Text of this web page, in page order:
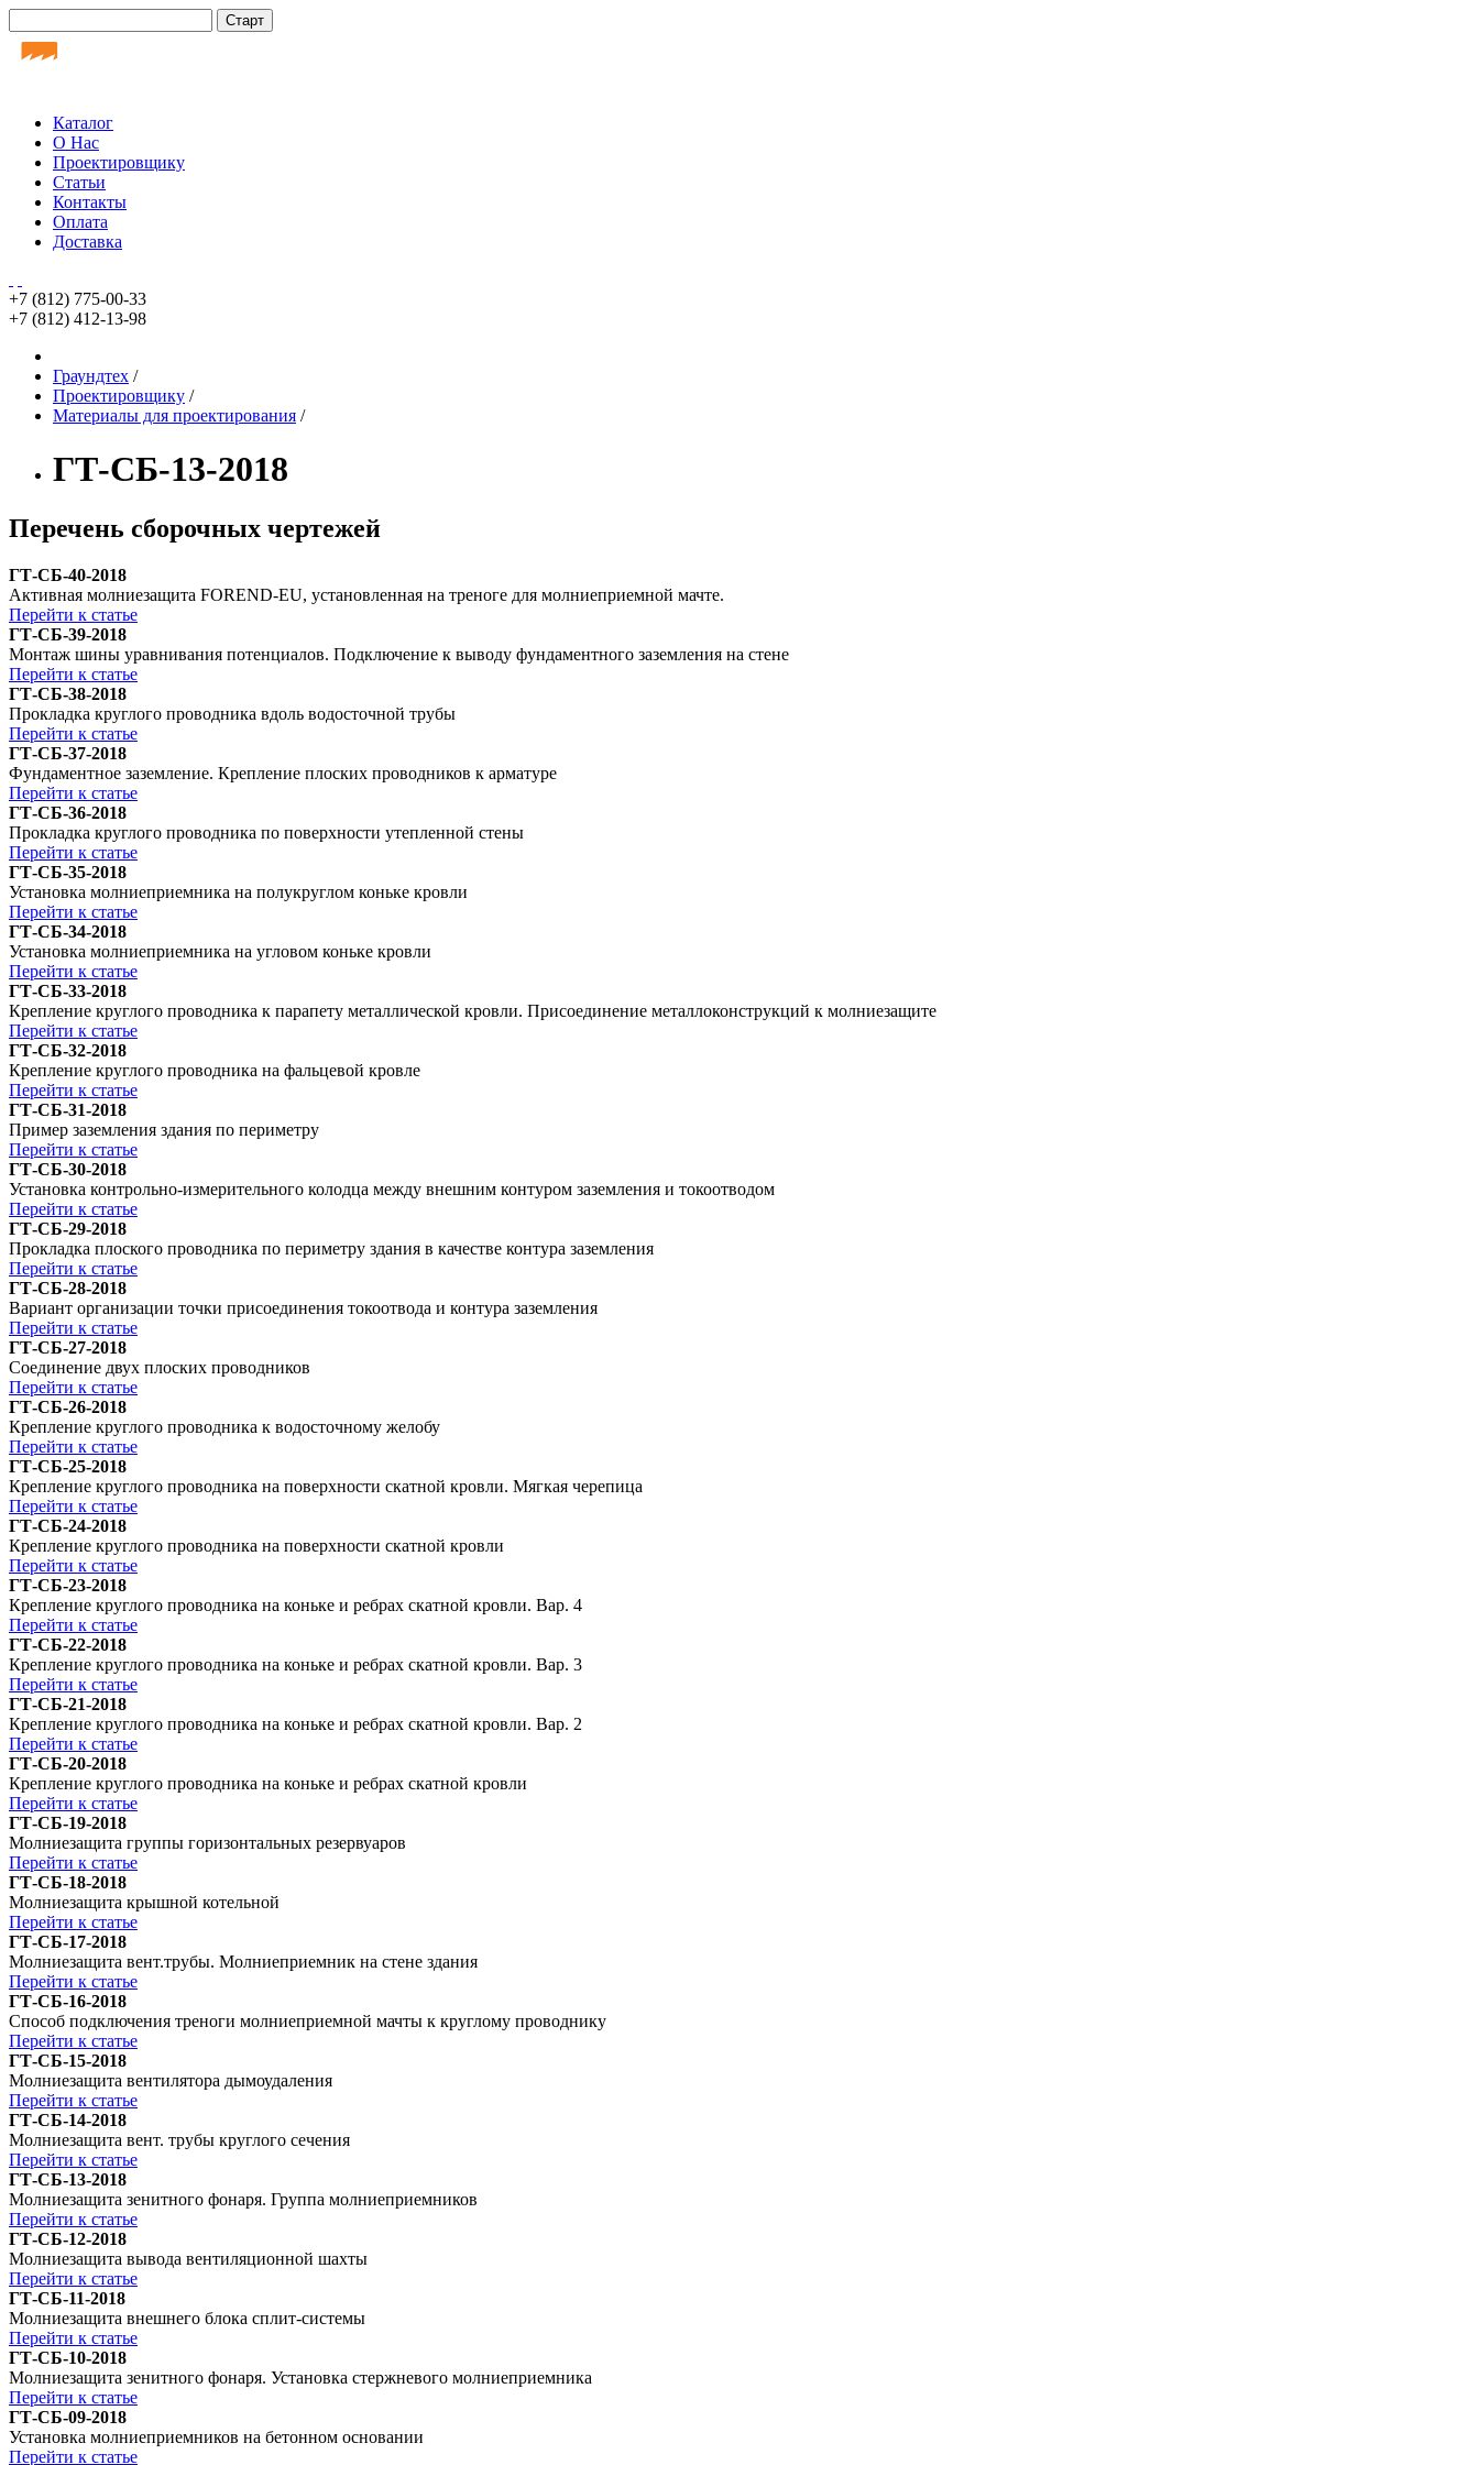
Каталог
О Нас
Проектировщику
Статьи
Контакты
Оплата
Доставка
+7 (812) 775-00-33
+7 (812) 412-13-98
Граундтех /
Проектировщику /
Материалы для проектирования /
ГТ-СБ-13-2018
Перечень сборочных чертежей
ГТ-СБ-40-2018
Активная молниезащита FOREND-EU, установленная на треноге для молниеприемной мачте.
Перейти к статье
ГТ-СБ-39-2018
Монтаж шины уравнивания потенциалов. Подключение к выводу фундаментного заземления на стене
Перейти к статье
ГТ-СБ-38-2018
Прокладка круглого проводника вдоль водосточной трубы
Перейти к статье
ГТ-СБ-37-2018
Фундаментное заземление. Крепление плоских проводников к арматуре
Перейти к статье
ГТ-СБ-36-2018
Прокладка круглого проводника по поверхности утепленной стены
Перейти к статье
ГТ-СБ-35-2018
Установка молниеприемника на полукруглом коньке кровли
Перейти к статье
ГТ-СБ-34-2018
Установка молниеприемника на угловом коньке кровли
Перейти к статье
ГТ-СБ-33-2018
Крепление круглого проводника к парапету металлической кровли. Присоединение металлоконструкций к молниезащите
Перейти к статье
ГТ-СБ-32-2018
Крепление круглого проводника на фальцевой кровле
Перейти к статье
ГТ-СБ-31-2018
Пример заземления здания по периметру
Перейти к статье
ГТ-СБ-30-2018
Установка контрольно-измерительного колодца между внешним контуром заземления и токоотводом
Перейти к статье
ГТ-СБ-29-2018
Прокладка плоского проводника по периметру здания в качестве контура заземления
Перейти к статье
ГТ-СБ-28-2018
Вариант организации точки присоединения токоотвода и контура заземления
Перейти к статье
ГТ-СБ-27-2018
Соединение двух плоских проводников
Перейти к статье
ГТ-СБ-26-2018
Крепление круглого проводника к водосточному желобу
Перейти к статье
ГТ-СБ-25-2018
Крепление круглого проводника на поверхности скатной кровли. Мягкая черепица
Перейти к статье
ГТ-СБ-24-2018
Крепление круглого проводника на поверхности скатной кровли
Перейти к статье
ГТ-СБ-23-2018
Крепление круглого проводника на коньке и ребрах скатной кровли. Вар. 4
Перейти к статье
ГТ-СБ-22-2018
Крепление круглого проводника на коньке и ребрах скатной кровли. Вар. 3
Перейти к статье
ГТ-СБ-21-2018
Крепление круглого проводника на коньке и ребрах скатной кровли. Вар. 2
Перейти к статье
ГТ-СБ-20-2018
Крепление круглого проводника на коньке и ребрах скатной кровли
Перейти к статье
ГТ-СБ-19-2018
Молниезащита группы горизонтальных резервуаров
Перейти к статье
ГТ-СБ-18-2018
Молниезащита крышной котельной
Перейти к статье
ГТ-СБ-17-2018
Молниезащита вент.трубы. Молниеприемник на стене здания
Перейти к статье
ГТ-СБ-16-2018
Способ подключения треноги молниеприемной мачты к круглому проводнику
Перейти к статье
ГТ-СБ-15-2018
Молниезащита вентилятора дымоудаления
Перейти к статье
ГТ-СБ-14-2018
Молниезащита вент. трубы круглого сечения
Перейти к статье
ГТ-СБ-13-2018
Молниезащита зенитного фонаря. Группа молниеприемников
Перейти к статье
ГТ-СБ-12-2018
Молниезащита вывода вентиляционной шахты
Перейти к статье
ГТ-СБ-11-2018
Молниезащита внешнего блока сплит-системы
Перейти к статье
ГТ-СБ-10-2018
Молниезащита зенитного фонаря. Установка стержневого молниеприемника
Перейти к статье
ГТ-СБ-09-2018
Установка молниеприемников на бетонном основании
Перейти к статье